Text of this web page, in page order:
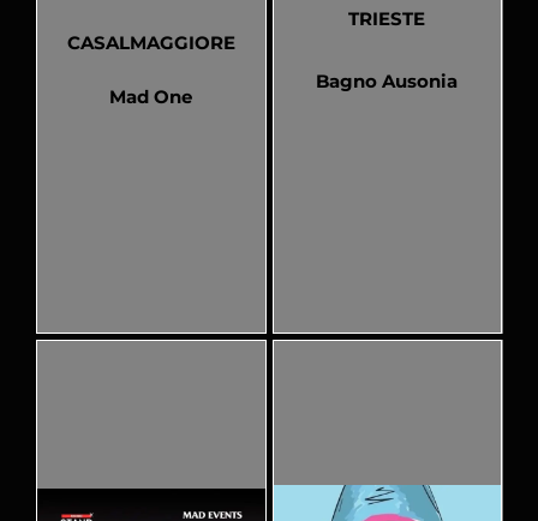
CASALMAGGIORE
Mad One
TRIESTE
Bagno Ausonia